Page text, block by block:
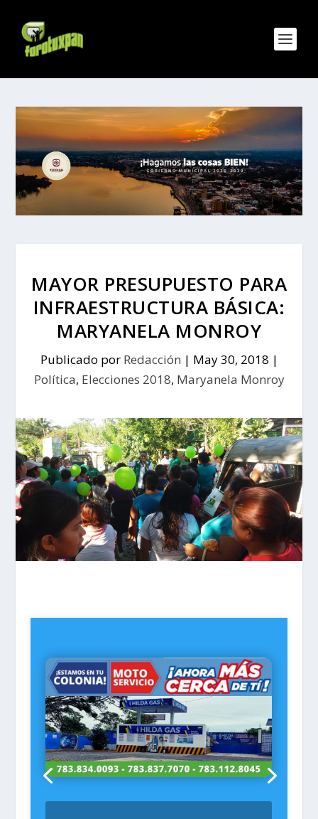
MAYOR PRESUPUESTO PARA
INFRAESTRUCTURA BÁSICA:
MARYANELA MONROY
Publicado por Redacción | May 30, 2018 |
Política, Elecciones 2018, Maryanela Monroy